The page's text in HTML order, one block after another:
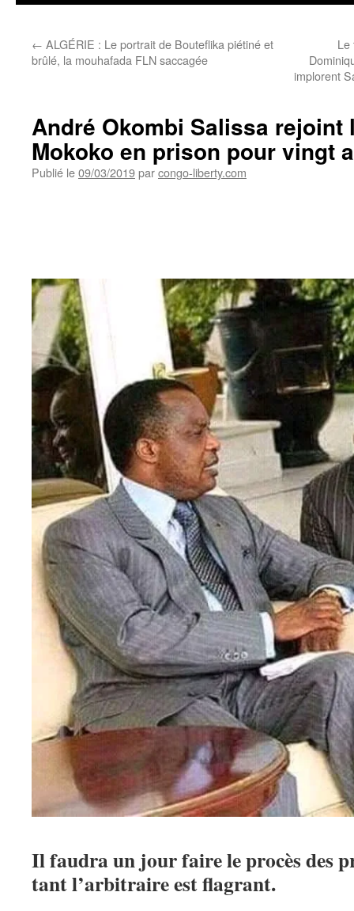
← ALGÉRIE : Le portrait de Bouteflika piétiné et
brûlé, la mouhafada FLN saccagée
Le
implorent
André Okombi Salissa rejoint
Mokoko en prison pour vingt
Publié le09/03/2019parcongo-liberty.com
Il faudra un jour faire le procès des
tant l’arbitraire est flagrant.